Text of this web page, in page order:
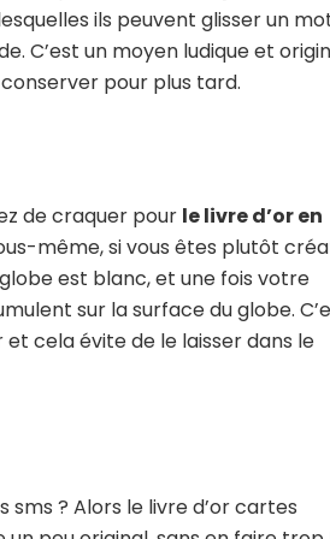
ils peuvent glisser un
C’est un moyen ludique et
pour plus tard.
de craquer pour le livre d’or en
même, si vous êtes plutôt
est blanc, et une fois votre
sur la surface du globe.
cela évite de le laisser dans le
? Alors le livre d’or cartes